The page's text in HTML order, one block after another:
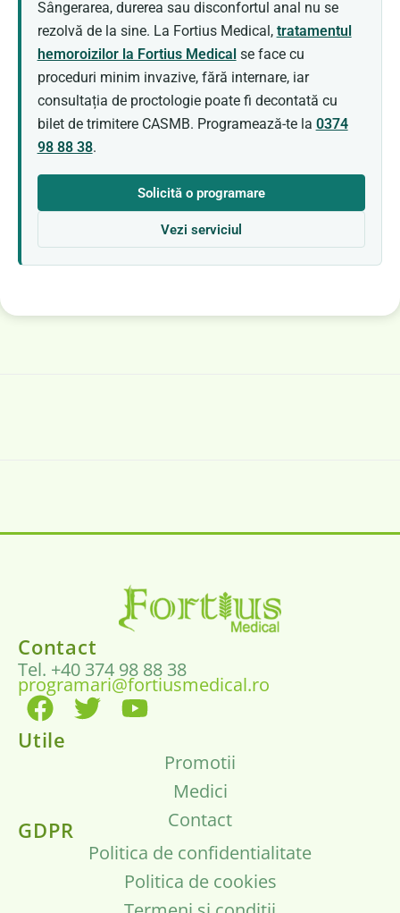
Sângerarea, durerea sau disconfortul anal nu se
rezolvă de la sine. La Fortius Medical, tratamentul
hemoroizilor la Fortius Medicalse face cu
proceduri minim invazive, fără internare, iar
consultația de proctologie poate fi decontată cu
bilet de trimitere CASMB. Programează-te la 0374
98 88 38.
Solicită o programare
Vezi serviciul
Contact
Tel. +40 374 98 88 38
programari@fortiusmedical.ro
Utile
Promotii
Medici
Contact
GDPR
Politica de confidentialitate
Politica de cookies